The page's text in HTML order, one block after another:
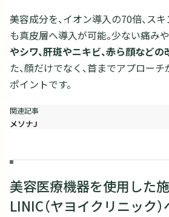
美容成分を、イオン導入の70倍、ス
も真皮層へ導入が可能。少ない痛み
やシワ、肝斑やニキビ、赤ら顔などの
た、顔だけでなく、首までアプロー
ポイントです。
メソナJ
美容医療機器を使用した
LINIC（ヤヨイクリニック）